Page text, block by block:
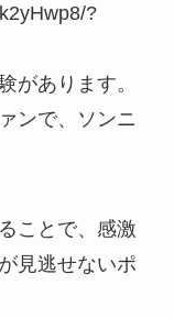
?
があります。
ンで、ソンニ
ことで、感激
見逃せないポ